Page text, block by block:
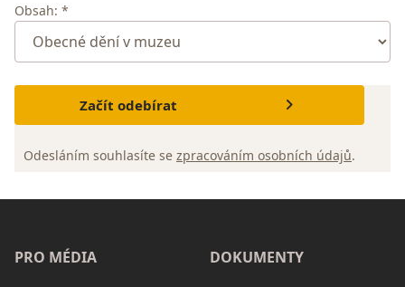
Obsah: *
Začít odebírat
Odesláním souhlasíte se zpracováním osobních údajů.
PRO MÉDIA DOKUMENTY